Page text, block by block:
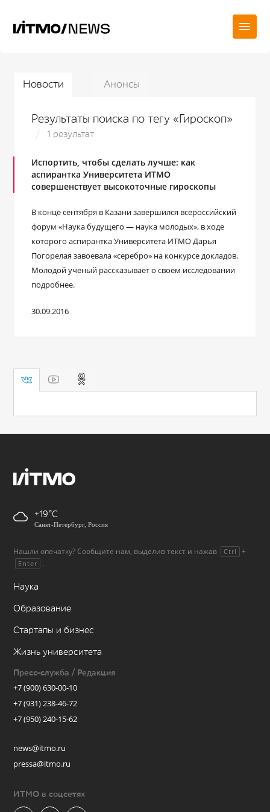
Новости Анонсы
Результаты поиска по тегу «Гироскоп»
1 результат
Испортить, чтобы сделать лучше: как
аспирантка Университета ИТМО
совершенствует высокоточные гироскопы
В конце сентября в Казани завершился всероссийский
форум «Наука будущего — наука молодых», в ходе
которого аспирантка Университета ИТМО Дарья
Погорелая завоевала «серебро» на конкурсе докладов.
Молодой ученый рассказывает о своем исследовании
подробнее.
30.09.2016
+19
Санкт-Петербург, Россия
Нашли опечатку? Сообщите нам, выделив текст и нажав Ctrl +
Enter .
Наука
Образование
Стартапы и бизнес
Жизнь университета
Пресс-служба / Редакция
+7 (900) 630-00-10
+7 (931) 238-46-72
+7 (950) 240-15-62
news@itmo.ru
pressa@itmo.ru
ИТМО в соцсетях